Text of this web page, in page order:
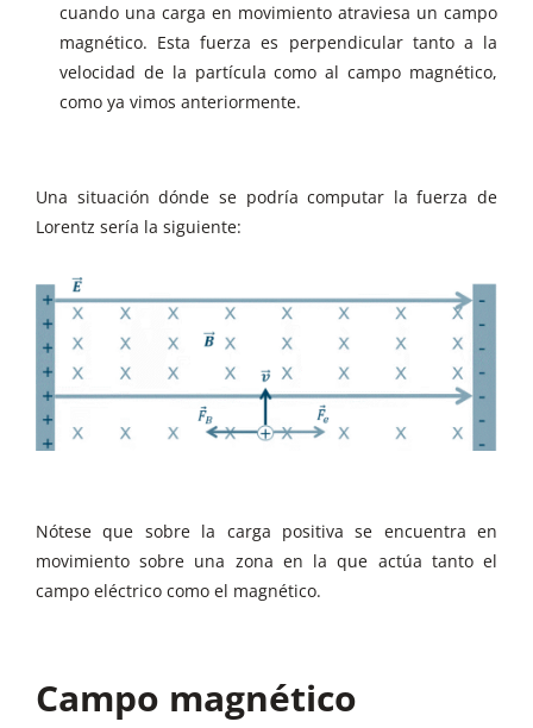
cuando una carga en movimiento atraviesa un campo
magnético. Esta fuerza es perpendicular tanto a la
velocidad de la partícula como al campo magnético,
como ya vimos anteriormente.
Una situación dónde se podría computar la fuerza de
Lorentz sería la siguiente:
Nótese que sobre la carga positiva se encuentra en
movimiento sobre una zona en la que actúa tanto el
campo eléctrico como el magnético.
Campo magnético